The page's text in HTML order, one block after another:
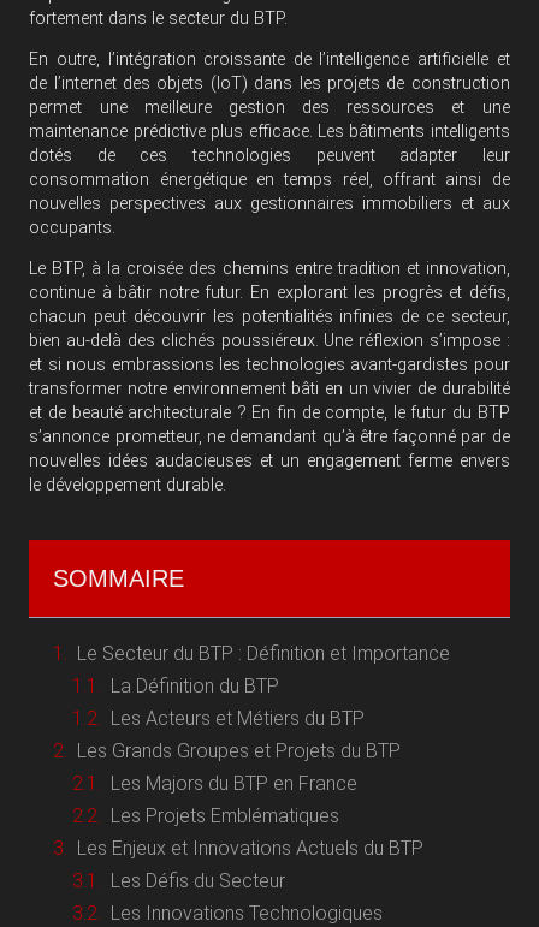
fortement dans le secteur du BTP.
En outre, l’intégration croissante de l’intelligence artificielle et
de l’internet des objets (IoT) dans les projets de construction
permet une meilleure gestion des ressources et une
maintenance prédictive plus efficace. Les bâtiments intelligents
dotés de ces technologies peuvent adapter leur
consommation énergétique en temps réel, offrant ainsi de
nouvelles perspectives aux gestionnaires immobiliers et aux
occupants.
Le BTP, à la croisée des chemins entre tradition et innovation,
continue à bâtir notre futur. En explorant les progrès et défis,
chacun peut découvrir les potentialités infinies de ce secteur,
bien au-delà des clichés poussiéreux. Une réflexion s’impose :
et si nous embrassions les technologies avant-gardistes pour
transformer notre environnement bâti en un vivier de durabilité
et de beauté architecturale ? En fin de compte, le futur du BTP
s’annonce prometteur, ne demandant qu’à être façonné par de
nouvelles idées audacieuses et un engagement ferme envers
le développement durable.
SOMMAIRE
Le Secteur du BTP : Définition et Importance
La Définition du BTP
Les Acteurs et Métiers du BTP
Les Grands Groupes et Projets du BTP
Les Majors du BTP en France
Les Projets Emblématiques
Les Enjeux et Innovations Actuels du BTP
Les Défis du Secteur
Les Innovations Technologiques